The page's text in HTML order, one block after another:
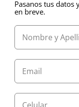
Pasanos tus datos
en breve.